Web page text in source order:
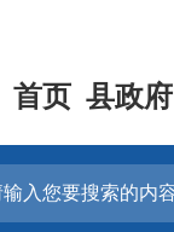
首页 县政府